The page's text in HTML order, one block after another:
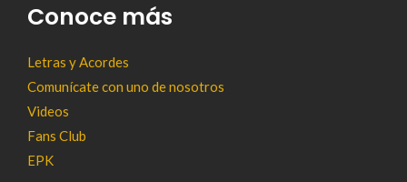
Conoce más
Letras y Acordes
Comunícate con uno de nosotros
Videos
Fans Club
EPK